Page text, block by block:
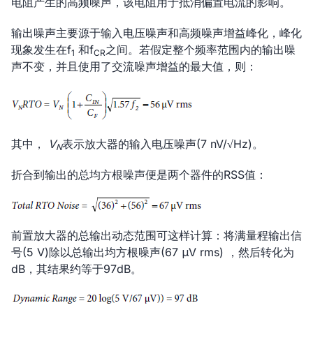
输出噪声主要源于输入电压噪声和高频噪声增益峰化，峰化
现象发生在f1 和fCR之间。若假定整个频率范围内的输出噪
声不变，并且使用了交流噪声增益的最大值，则：
其中， VN表示放大器的输入电压噪声(7 nV/√Hz)。
折合到输出的总均方根噪声便是两个器件的RSS值：
前置放大器的总输出动态范围可这样计算：将满量程输出信
号(5 V)除以总输出均方根噪声(67 μV rms) ，然后转化为
dB，其结果约等于97dB。